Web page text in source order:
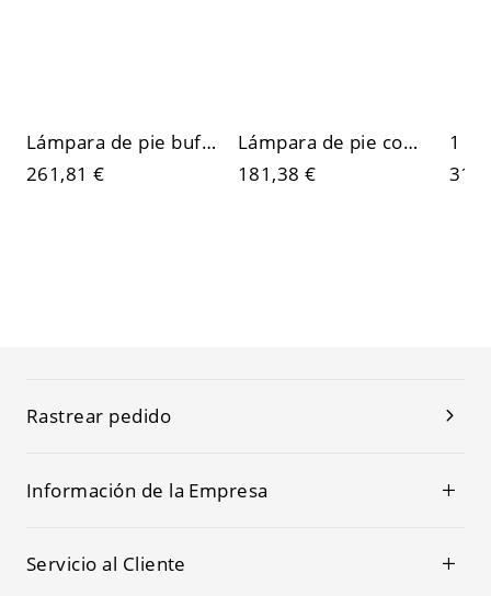
Lámpara de pie buffet de metal simple LED/incandescente/fluorescente con interruptor de balancín y pantalla crema/áurea/tinta ferruginosa, altura flexible
261,81 €
Lámpara de pie contemporánea 1 luz con interruptor basculante y pantalla negra ferruginosa, adaptada para LED/incandescente/fluorescente, uso residencial
181,38 €
Rastrear pedido
Información de la Empresa
Servicio al Cliente